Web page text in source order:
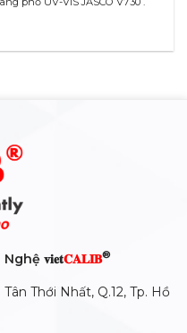
𝐯𝐢𝐞𝐭𝐂𝐀𝐋𝐈𝐁®
Thới Nhất, Q.12, Tp. Hồ